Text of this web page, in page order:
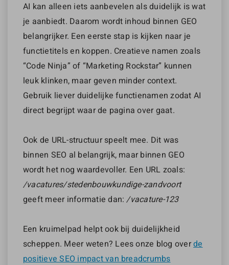
AI kan alleen iets aanbevelen als duidelijk is wat
je aanbiedt. Daarom wordt inhoud binnen GEO
belangrijker. Een eerste stap is kijken naar je
functietitels en koppen. Creatieve namen zoals
“Code Ninja” of “Marketing Rockstar” kunnen
leuk klinken, maar geven minder context.
Gebruik liever duidelijke functienamen zodat AI
direct begrijpt waar de pagina over gaat.
Ook de URL-structuur speelt mee. Dit was
binnen SEO al belangrijk, maar binnen GEO
wordt het nog waardevoller. Een URL zoals:
/vacatures/stedenbouwkundige-zandvoort
geeft meer informatie dan:/vacature-123
Een kruimelpad helpt ook bij duidelijkheid
scheppen. Meer weten? Lees onze blog overde
positieve SEO impact van breadcrumbs